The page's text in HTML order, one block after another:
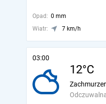
Opad: 0 mm
Wiatr:
7 km/h
03:00
12°C